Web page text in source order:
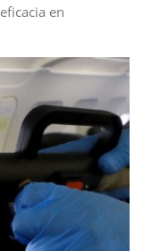
en